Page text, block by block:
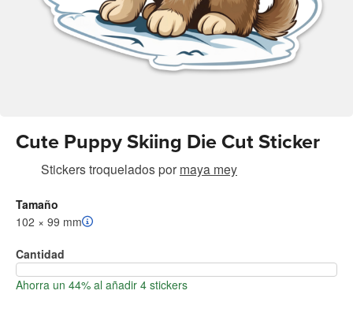
Cute Puppy Skiing Die Cut Sticker
Stickers troqueladospor maya mey
Tamaño
102 × 99 mm
Cantidad
Ahorra un 44% al añadir 4 stickers